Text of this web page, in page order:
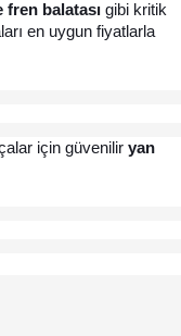
fren balatası gibi kritik
en uygun fiyatlarla
için güvenilir yan